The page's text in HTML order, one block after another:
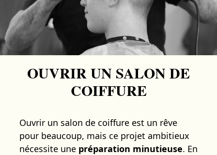
OUVRIR UN SALON DE
COIFFURE
Ouvrir un salon de coiffure est un rêve
pour beaucoup, mais ce projet ambitieux
nécessite une préparation minutieuse. En